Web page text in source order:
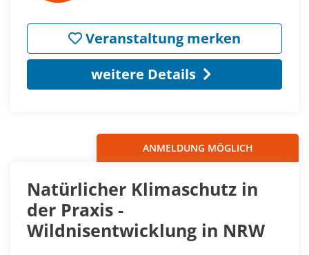
Veranstaltung merken
weitere Details
ANMELDUNG MÖGLICH
Natürlicher Klimaschutz in
der Praxis -
Wildnisentwicklung in NRW